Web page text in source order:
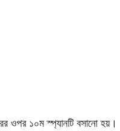
ওপর ১০ম স্প্যানটি বসানো হয়।